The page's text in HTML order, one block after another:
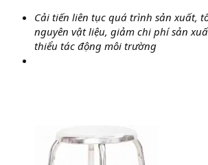
Cải tiến liên tục quá trình sản xuất,
nguyên vật liệu, giảm chi phí sản
thiểu tác động môi trường